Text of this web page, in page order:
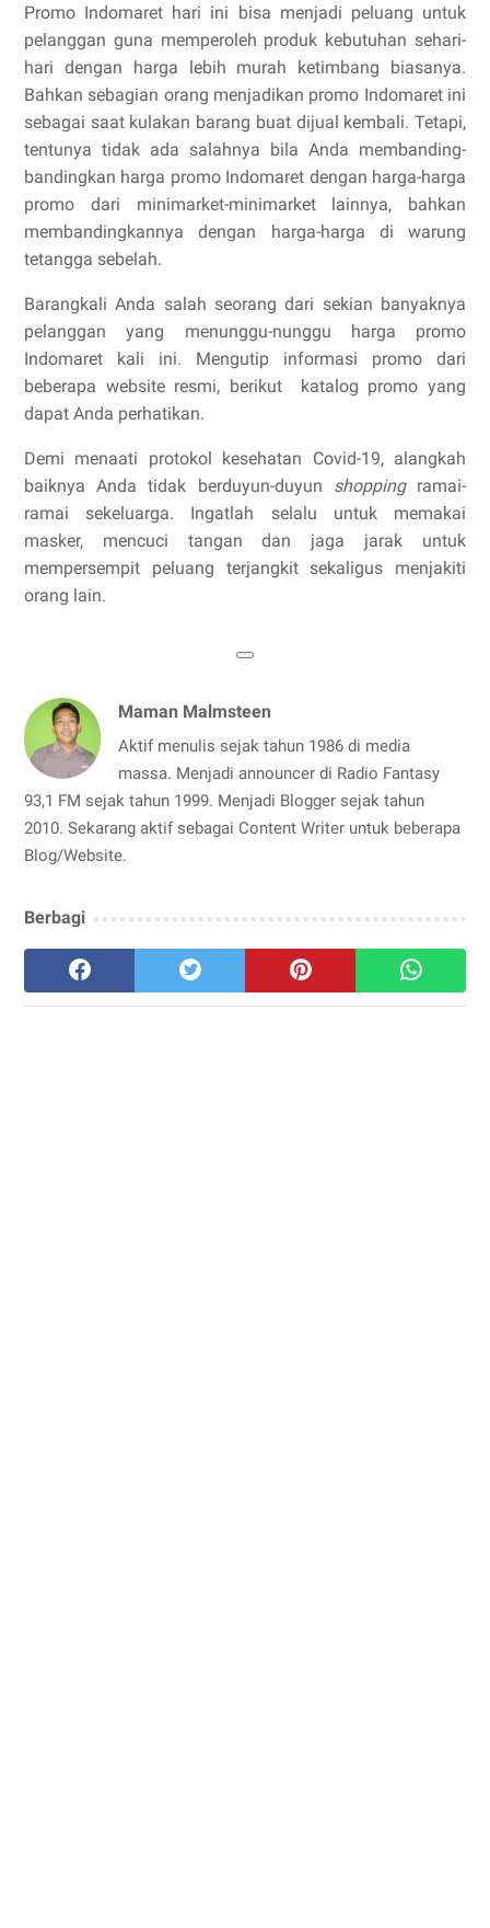
Promo Indomaret hari ini bisa menjadi peluang untuk
pelanggan guna memperoleh produk kebutuhan sehari-
hari dengan harga lebih murah ketimbang biasanya.
Bahkan sebagian orang menjadikan promo Indomaret ini
sebagai saat kulakan barang buat dijual kembali. Tetapi,
tentunya tidak ada salahnya bila Anda membanding-
bandingkan harga promo Indomaret dengan harga-harga
promo dari minimarket-minimarket lainnya, bahkan
membandingkannya dengan harga-harga di warung
tetangga sebelah.
Barangkali Anda salah seorang dari sekian banyaknya
pelanggan yang menunggu-nunggu harga promo
Indomaret kali ini. Mengutip informasi promo dari
beberapa website resmi, berikut katalog promo yang
dapat Anda perhatikan.
Demi menaati protokol kesehatan Covid-19, alangkah
baiknya Anda tidak berduyun-duyun shopping ramai-
ramai sekeluarga. Ingatlah selalu untuk memakai
masker, mencuci tangan dan jaga jarak untuk
mempersempit peluang terjangkit sekaligus menjakiti
orang lain.
Maman Malmsteen
Aktif menulis sejak tahun 1986 di media
massa. Menjadi announcer di Radio Fantasy
93,1 FM sejak tahun 1999. Menjadi Blogger sejak tahun
2010. Sekarang aktif sebagai Content Writer untuk beberapa
Blog/Website.
Berbagi